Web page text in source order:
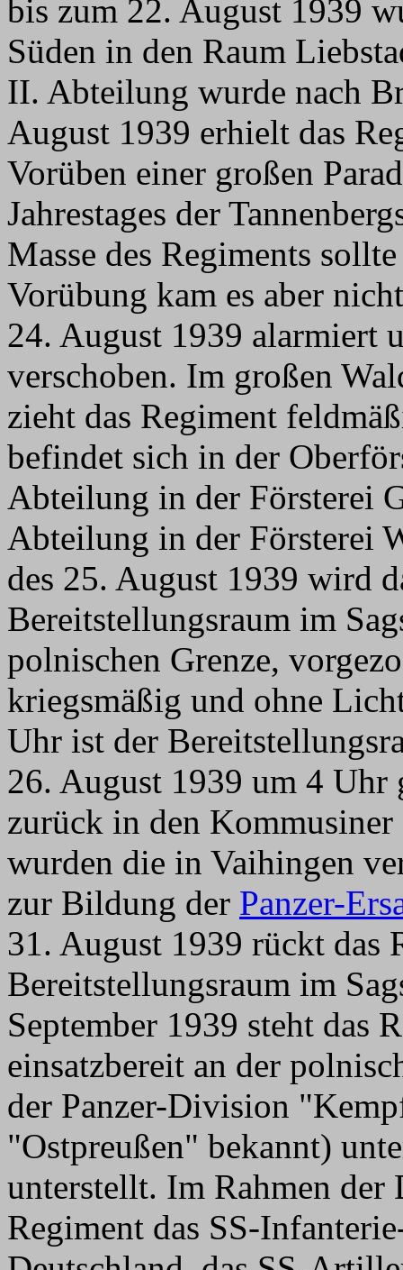
bis zum 22. August 1939
Süden in den Raum
II. Abteilung wurde nach
August 1939 erhielt das
Vorüben einer großen
Jahrestages der
Masse des Regiments
Vorübung kam es aber
24. August 1939 alarmiert
verschoben. Im großen
zieht das Regiment
befindet sich in der
Abteilung in der Försterei
Abteilung in der Försterei
des 25. August 1939 wird
Bereitstellungsraum im
polnischen Grenze,
kriegsmäßig und ohne
Uhr ist der
26. August 1939 um 4 Uhr
zurück in den
wurden die in Vaihingen
zur Bildung der Panzer-
31. August 1939 rückt das
Bereitstellungsraum im
September 1939 steht das
einsatzbereit an der
der Panzer-Division
"Ostpreußen" bekannt)
unterstellt. Im Rahmen
Regiment das SS-